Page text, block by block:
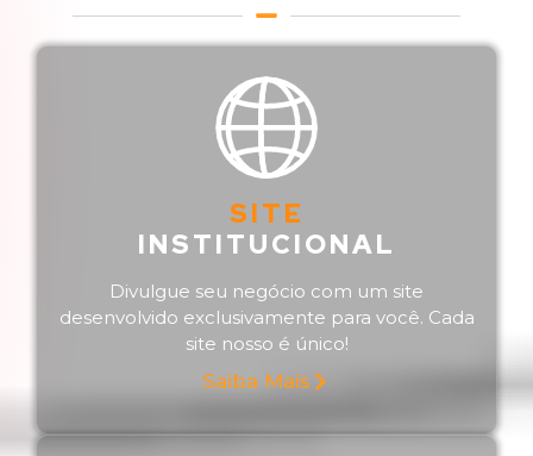
SITE
INSTITUCIONAL
Divulgue seu negócio com um site
desenvolvido exclusivamente para você. Cada
site nosso é único!
Saiba Mais